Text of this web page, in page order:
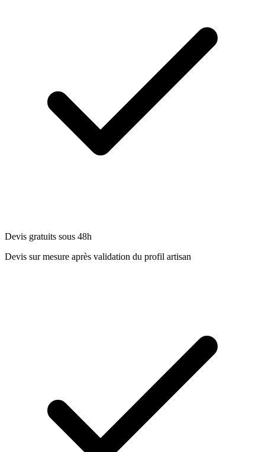
Devis gratuits sous 48h
Devis sur mesure après validation du profil artisan